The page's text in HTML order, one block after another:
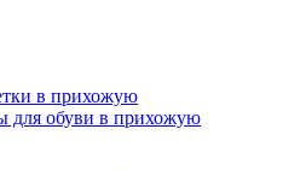
в прихожую
для обуви в прихожую